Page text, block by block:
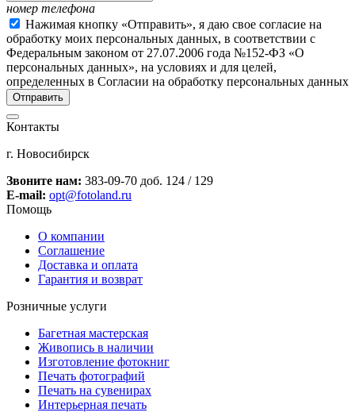
номер телефона
Нажимая кнопку «Отправить», я даю свое согласие на
обработку моих персональных данных, в соответствии с
Федеральным законом от 27.07.2006 года №152-ФЗ «О
персональных данных», на условиях и для целей,
определенных в Согласии на обработку персональных данных
Контакты
г. Новосибирск
Звоните нам: 383-09-70 доб. 124 / 129
E-mail: opt@fotoland.ru
Помощь
О компании
Соглашение
Доставка и оплата
Гарантия и возврат
Розничные услуги
Багетная мастерская
Живопись в наличии
Изготовление фотокниг
Печать фотографий
Печать на сувенирах
Интерьерная печать